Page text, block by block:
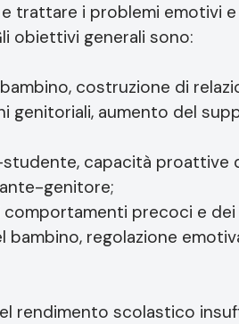
trattare i problemi emotivi
obiettivi generali sono:
costruzione di
genitoriali, aumento del
capacità proattive
genitore;
precoci e
regolazione
rendimento scolastico